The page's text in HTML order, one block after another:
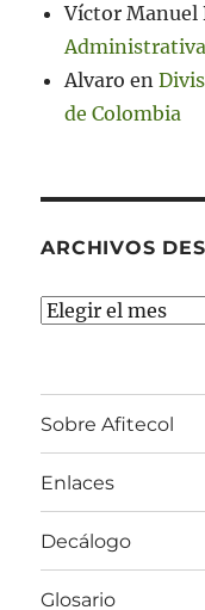
Víctor Manuel
Alvaro en
de Colombia
ARCHIVOS
Archivos
Sobre Afitecol
Enlaces
Decálogo
Glosario